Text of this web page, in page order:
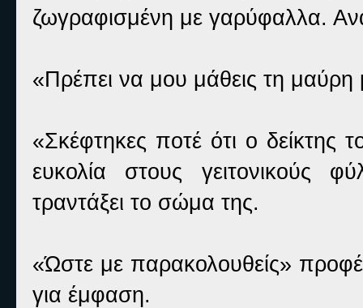
ζωγραφισμένη με γαρύφαλλα.
«Πρέπει να μου μάθεις τη μαύρη
«Σκέφτηκες ποτέ ότι ο
ευκολία στους γειτονικούς
τραντάξει το σώμα της.
«Ώστε με παρακολουθείς»
για έμφαση.